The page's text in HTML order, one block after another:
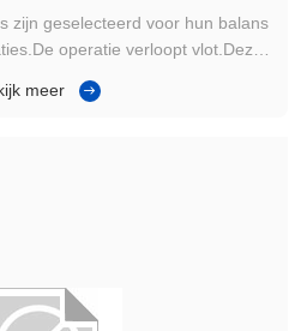
zijn geselecteerd voor hun balans
operatie verloopt vlot.Deze
hebben bij dagelijks bouwwerk.
meer